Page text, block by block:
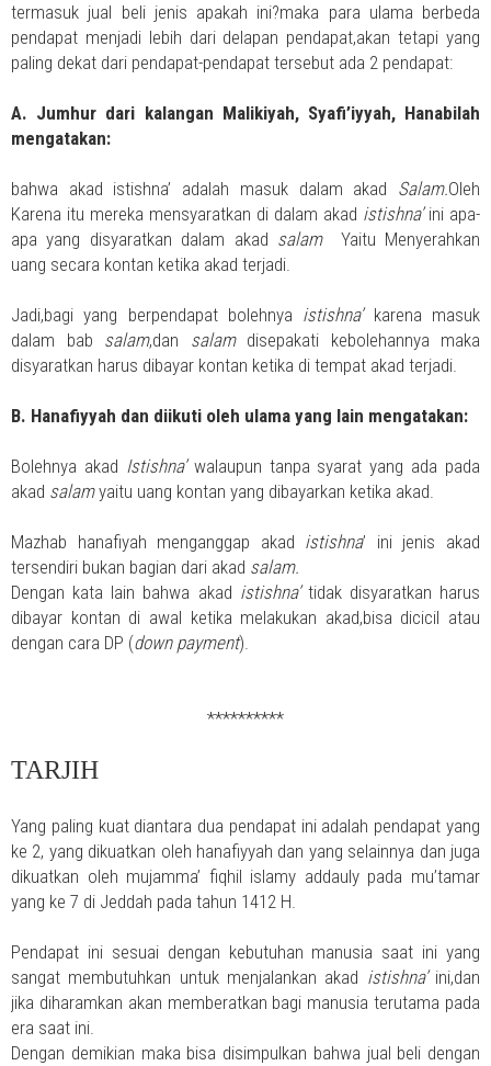
termasuk jual beli jenis apakah ini?maka para ulama berbeda
pendapat menjadi lebih dari delapan pendapat,akan tetapi yang
paling dekat dari pendapat-pendapat tersebut ada 2 pendapat:
A. Jumhur dari kalangan Malikiyah, Syafi’iyyah, Hanabilah
mengatakan:
bahwa akad istishna’ adalah masuk dalam akad Salam.Oleh
Karena itu mereka mensyaratkan di dalam akad istishna’ini apa-
apa yang disyaratkan dalam akad salam Yaitu Menyerahkan
uang secara kontan ketika akad terjadi.
Jadi,bagi yang berpendapat bolehnya istishna’karena masuk
dalam bab salam,dan salamdisepakati kebolehannya maka
disyaratkan harus dibayar kontan ketika di tempat akad terjadi.
B. Hanafiyyah dan diikuti oleh ulama yang lain mengatakan:
Bolehnya akad Istishna’walaupun tanpa syarat yang ada pada
akad salamyaitu uang kontan yang dibayarkan ketika akad.
Mazhab hanafiyah menganggap akad istishna’ ini jenis akad
tersendiri bukan bagian dari akad salam.
Dengan kata lain bahwa akad istishna’tidak disyaratkan harus
dibayar kontan di awal ketika melakukan akad,bisa dicicil atau
dengan cara DP (down payment).
**********
TARJIH
Yang paling kuat diantara dua pendapat ini adalah pendapat yang
ke 2, yang dikuatkan oleh hanafiyyah dan yang selainnya dan juga
dikuatkan oleh mujamma’ fiqhil islamy addauly pada mu’tamar
yang ke 7 di Jeddah pada tahun 1412 H.
Pendapat ini sesuai dengan kebutuhan manusia saat ini yang
sangat membutuhkan untuk menjalankan akad istishna’ini,dan
jika diharamkan akan memberatkan bagi manusia terutama pada
era saat ini.
Dengan demikian maka bisa disimpulkan bahwa jual beli dengan